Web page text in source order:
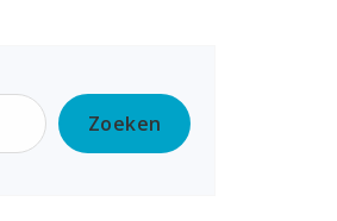
Zoeken